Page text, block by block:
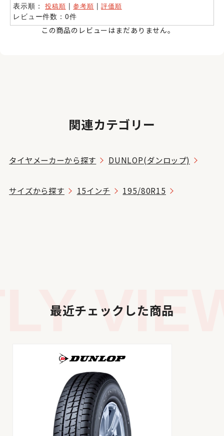
表示順：投稿順 |参考順 |評価順
レビュー件数：0件
この商品のレビューはまだありません。
関連カテゴリー
タイヤメーカーから探す DUNLOP(ダンロップ)
サイズから探す 15インチ 195/80R15
最近チェックした商品